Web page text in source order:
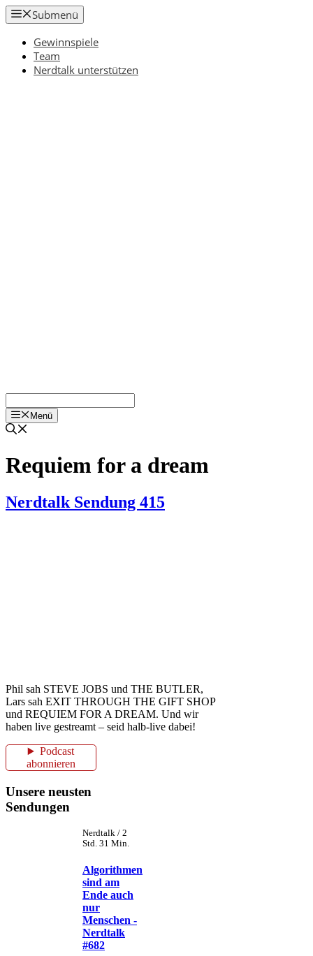
Zum
Inhalt
springen
Submenü
Gewinnspiele
Team
Nerdtalk unterstützen
Menü
Requiem for a dream
Nerdtalk Sendung 415
Phil sah STEVE JOBS und THE BUTLER,
Lars sah EXIT THROUGH THE GIFT SHOP
und REQUIEM FOR A DREAM. Und wir
haben live gestreamt – seid halb-live dabei!
Podcast
abonnieren
Unsere neusten
Sendungen
Nerdtalk / 2
Std. 31 Min.
Algorithmen
sind am
Ende auch
nur
Menschen -
Nerdtalk
#682